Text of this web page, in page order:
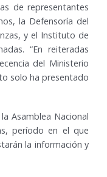
de representantes
la Defensoría del
y el Instituto de
“En reiteradas
del Ministerio
solo ha presentado
Asamblea Nacional
período en el que
la información y